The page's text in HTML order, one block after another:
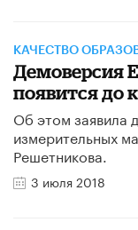
КАЧЕСТВО
​Демоверсия
появится до
Об этом заявила
измерительных
Решетникова.
3 июля 2018